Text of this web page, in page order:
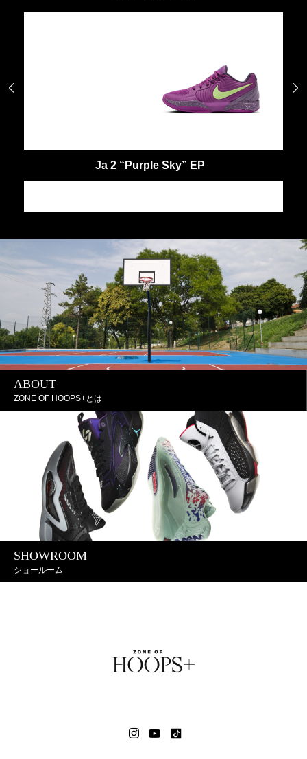
Ja 2 “Purple Sky” EP
 
ABOUT
ZONE OF HOOPS+とは
SHOWROOM
ショールーム